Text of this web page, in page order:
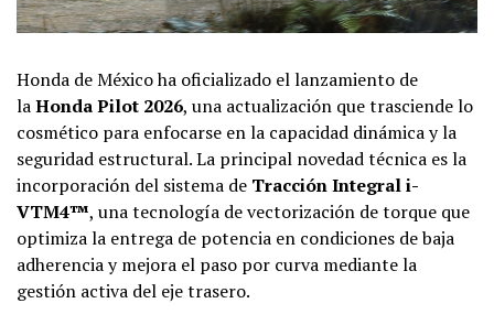
Honda de México ha oficializado el lanzamiento de
laHonda Pilot 2026, una actualización que trasciende lo
cosmético para enfocarse en la capacidad dinámica y la
seguridad estructural. La principal novedad técnica es la
incorporación del sistema de Tracción Integral i-
VTM4™, una tecnología de vectorización de torque que
optimiza la entrega de potencia en condiciones de baja
adherencia y mejora el paso por curva mediante la
gestión activa del eje trasero.